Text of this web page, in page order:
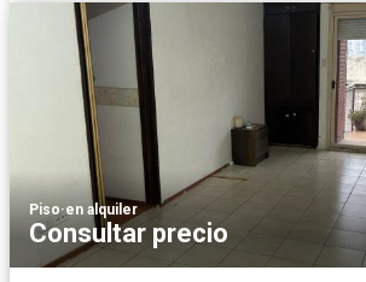
Piso·en alquiler
Consultar precio